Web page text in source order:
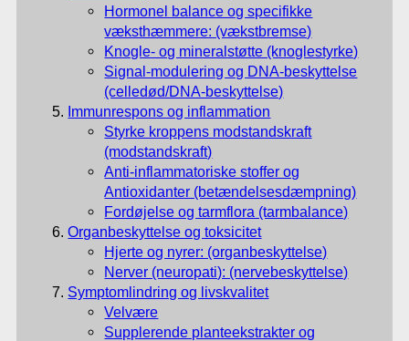
Hormonel balance og specifikke
væksthæmmere: (vækstbremse)
Knogle- og mineralstøtte (knoglestyrke)
Signal-modulering og DNA-beskyttelse
(celledød/DNA-beskyttelse)
Immunrespons og inflammation
Styrke kroppens modstandskraft
(modstandskraft)
Anti-inflammatoriske stoffer og
Antioxidanter (betændelsesdæmpning)
Fordøjelse og tarmflora (tarmbalance)
Organbeskyttelse og toksicitet
Hjerte og nyrer: (organbeskyttelse)
Nerver (neuropati): (nervebeskyttelse)
Symptomlindring og livskvalitet
Velvære
Supplerende planteekstrakter og